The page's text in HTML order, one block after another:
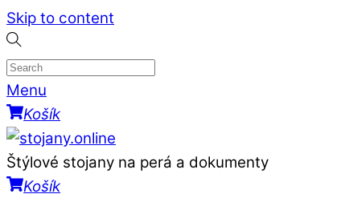
Skip to content
Menu
Košík
Štýlové stojany na perá a dokumenty
Košík